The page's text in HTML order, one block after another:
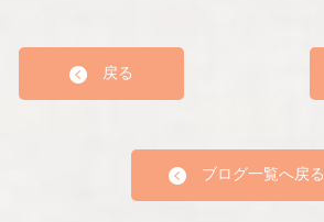
戻る
ブログ一覧へ戻る